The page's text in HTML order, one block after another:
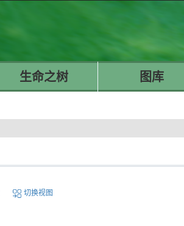
生命之树 图库
切换视图